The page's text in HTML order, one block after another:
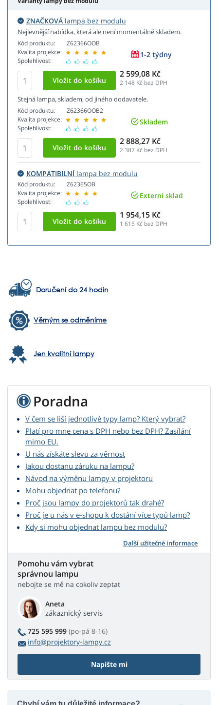
ZNAČKOVÁ lampa bez modulu
Nejlevnější nabídka, která ale není momentálně skladem.
Kód produktu:
Kvalita projekce:
Spolehlivost:
Z62366OOB
1-2 týdny
2 599,08 Kč
2 148 Kč bez DPH
Stejná lampa, skladem, od jiného dodavatele.
Kód produktu:
Kvalita projekce:
Spolehlivost:
Z62366OOB2
Skladem
2 888,27 Kč
2 387 Kč bez DPH
KOMPATIBILNÍlampa bez modulu
Kód produktu:
Kvalita projekce:
Spolehlivost:
Z62365OB
Externí sklad
1 954,15 Kč
1 615 Kč bez DPH
Doručení do 24 hodin
Věrným se odměníme
Jen kvalitní lampy
Poradna
V čem se liší jednotlivé typy lamp? Který vybrat?
Platí pro mne cena s DPH nebo bez DPH? Zasílání
mimo EU.
U nás získáte slevu za věrnost
Jakou dostanu záruku na lampu?
Návod na výměnu lampy v projektoru
Mohu objednat po telefonu?
Proč jsou lampy do projektorů tak drahé?
Proč je u nás v e-shopu k dostání více typů lamp?
Kdy si mohu objednat lampu bez modulu?
Další užitečné informace
Pomohu vám vybrat
správnou lampu
nebojte se mě na cokoliv zeptat
Aneta
zákaznický servis
725 595 999 (po-pá 8-16)
info@projektory-lampy.cz
Napište mi